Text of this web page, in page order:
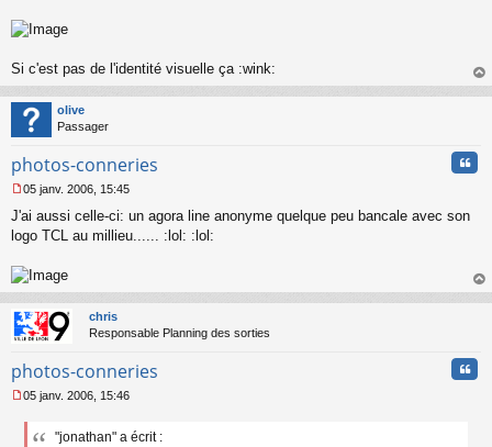
n
u
Si c'est pas de l'identité visuelle ça :wink:
au
olive
Passager
photos-conneries
e
s
a
g
n
o
l
u
05 janv. 2006, 15:45
J'ai aussi celle-ci: un agora line anonyme quelque peu bancale avec son
logo TCL au millieu...... :lol: :lol:
au
chris
Responsable Planning des sorties
photos-conneries
e
05 janv. 2006, 15:46
"jonathan" a écrit :